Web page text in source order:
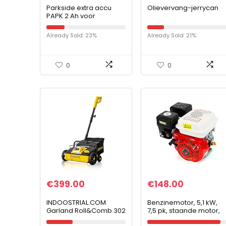
Parkside extra accu
PAPK 2 Ah voor
gereedschap uit de X 12
V familie
Already Sold: 23%
0
Olievervang-jerrycan
Already Sold: 21%
0
€399.00
INDOOSTRIAL.COM
Garland Roll&Comb 302
W
€148.00
Benzinemotor, 5,1 kW,
7,5 pk, staande motor,
kartmotor,